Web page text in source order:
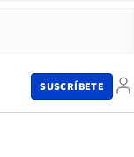
SUSCRÍBETE